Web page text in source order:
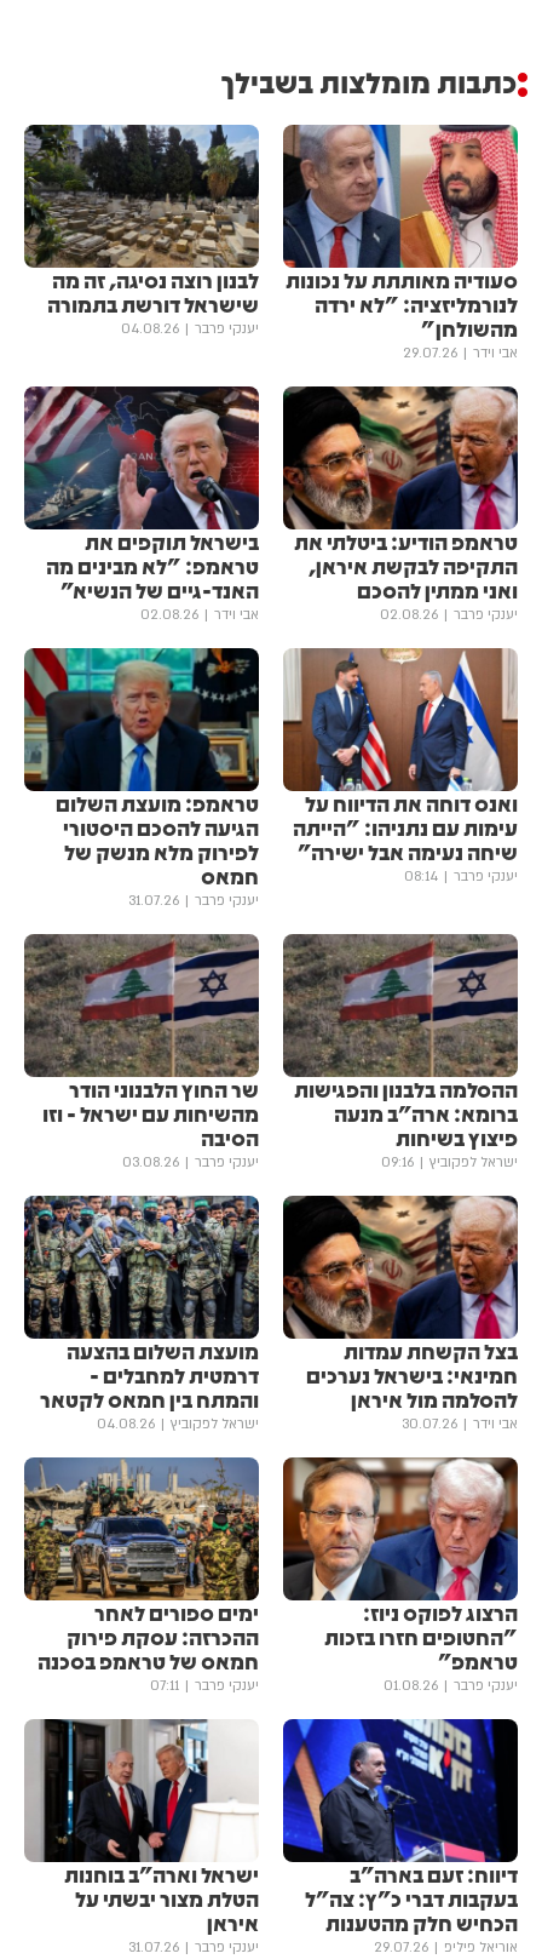
כתבות מומלצות בשבילך
סעודיה מאותתת על נכונות
לנורמליזציה: "לא ירדה
מהשולחן"
אבי וידר 29.07.26
לבנון רוצה נסיגה, זה מה
שישראל דורשת בתמורה
יענקי פרבר 04.08.26
טראמפ הודיע: ביטלתי את
התקיפה לבקשת איראן,
ואני ממתין להסכם
יענקי פרבר 02.08.26
בישראל תוקפים את
טראמפ: "לא מבינים מה
האנד-גיים של הנשיא"
אבי וידר 02.08.26
ואנס דוחה את הדיווח על
עימות עם נתניהו: "הייתה
שיחה נעימה אבל ישירה"
יענקי פרבר 08:14
טראמפ: מועצת השלום
הגיעה להסכם היסטורי
לפירוק מלא מנשק של
חמאס
יענקי פרבר 31.07.26
ההסלמה בלבנון והפגישות
ברומא: ארה"ב מנעה
פיצוץ בשיחות
ישראל לפקוביץ 09:16
שר החוץ הלבנוני הודר
מהשיחות עם ישראל - וזו
הסיבה
יענקי פרבר 03.08.26
בצל הקשחת עמדות
חמינאי: בישראל נערכים
להסלמה מול איראן
אבי וידר 30.07.26
מועצת השלום בהצעה
דרמטית למחבלים -
והמתח בין חמאס לקטאר
ישראל לפקוביץ 04.08.26
הרצוג לפוקס ניוז:
"החטופים חזרו בזכות
טראמפ"
יענקי פרבר 01.08.26
ימים ספורים לאחר
ההכרזה: עסקת פירוק
חמאס של טראמפ בסכנה
יענקי פרבר 07:11
דיווח: זעם בארה"ב
בעקבות דברי כ"ץ: צה"ל
הכחיש חלק מהטענות
אוריאל פיליפ 29.07.26
ישראל וארה"ב בוחנות
הטלת מצור יבשתי על
איראן
יענקי פרבר 31.07.26